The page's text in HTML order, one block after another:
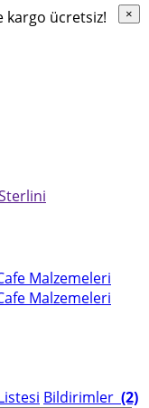
kargo ücretsiz!
Bildirimler (2)
×
×